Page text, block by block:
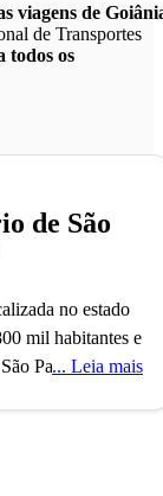
viagens de
de Transportes
todos os
de São
no estado
mil habitantes e
Paulo. OLeia mais